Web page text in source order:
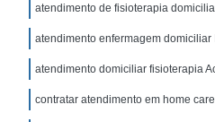
atendimento de fisioterapia
atendimento enfermagem domiciliar
atendimento domiciliar fisioterapia
contratar atendimento em home